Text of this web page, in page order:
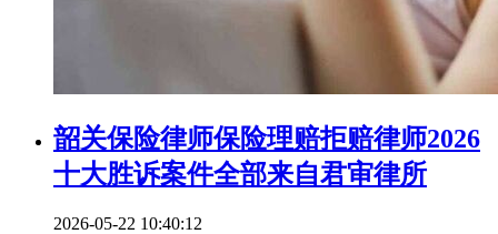
韶关保险律师保险理赔拒赔律师2026
十大胜诉案件全部来自君审律所
2026-05-22 10:40:12